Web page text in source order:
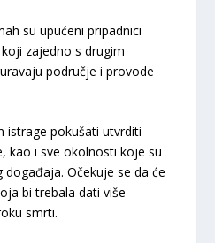
su upućeni pripadnici
zajedno s drugim
područje i provode
istrage pokušati utvrditi
kao i sve okolnosti koje su
Očekuje se da će
bi trebala dati više
smrti.